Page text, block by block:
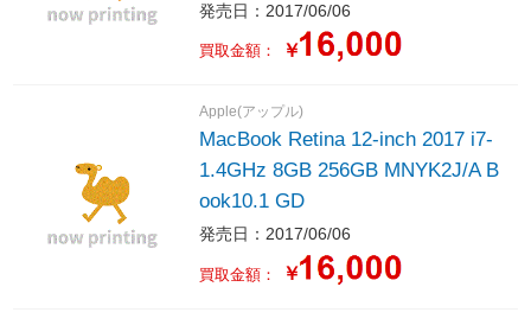
発売日：2017/06/06
買取金額： ￥
Apple(アップル)
MacBook Retina 12-inch 2017 i7-
1.4GHz 8GB 256GB MNYK2J/A B
ook10.1 GD
発売日：2017/06/06
買取金額： ￥